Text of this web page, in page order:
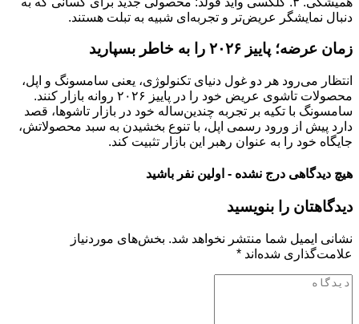
دنبال نمایشگر عریض‌تر و تجربه‌ای شبیه به تبلت هستند.
زمان عرضه؛ پاییز ۲۰۲۶ را به خاطر بسپارید
انتظار می‌رود هر دو غول دنیای تکنولوژی، یعنی سامسونگ و اپل،
محصولات تاشوی عریض خود را در پاییز ۲۰۲۶ روانه بازار کنند.
سامسونگ با تکیه بر تجربه چندین‌ساله خود در بازار تاشوها، قصد
دارد پیش از ورود رسمی اپل، با تنوع بخشیدن به سبد محصولاتش،
جایگاه خود را به عنوان رهبر این بازار تثبیت کند.
هیچ دیدگاهی درج نشده - اولین نفر باشید
دیدگاهتان را بنویسید
نشانی ایمیل شما منتشر نخواهد شد. بخش‌های موردنیاز
علامت‌گذاری شده‌اند *